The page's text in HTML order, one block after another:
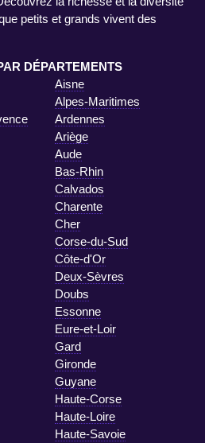
petits et grands vivent des
DÉPARTEMENTS
Aisne
Alpes-Maritimes
Ardennes
Ariège
Aude
Bas-Rhin
Calvados
Charente
Cher
Corse-du-Sud
Côte-d'Or
Deux-Sèvres
Doubs
Essonne
Eure-et-Loir
Gard
Gironde
Guyane
Haute-Corse
Haute-Loire
Haute-Savoie